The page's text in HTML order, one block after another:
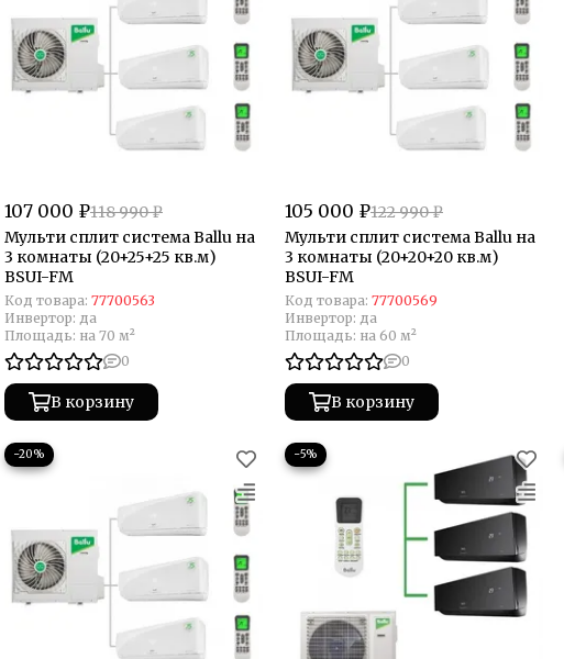
107 000 ₽118 990 ₽
Мульти сплит система Ballu на
3 комнаты (20+25+25 кв.м)
BSUI-FM
Код товара: 77700563
Инвертор: да
Площадь: на 70 м²
0
В корзину
105 000 ₽122 990 ₽
Мульти сплит система Ballu на
3 комнаты (20+20+20 кв.м)
BSUI-FM
Код товара: 77700569
Инвертор: да
Площадь: на 60 м²
0
В корзину
−20% −5%